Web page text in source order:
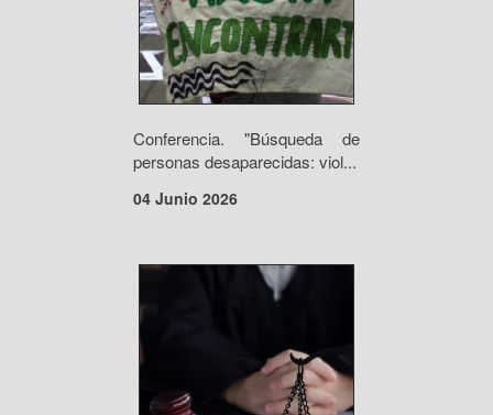
Conferencia. "Búsqueda de
personas desaparecidas: viol...
04 Junio 2026